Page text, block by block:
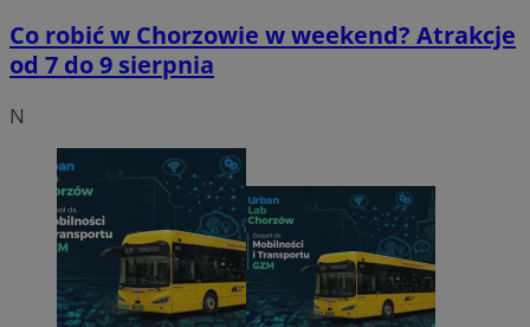
Co robić w Chorzowie w weekend? Atrakcje
od 7 do 9 sierpnia
N